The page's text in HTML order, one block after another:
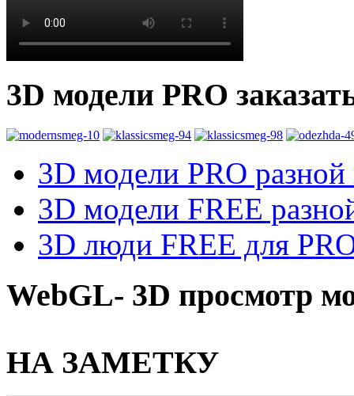
3D модели PRO
3D модели PRO разной
3D модели FREE
3D люди FREE для
WebGL- 3D просмотр
НА ЗАМЕТКУ